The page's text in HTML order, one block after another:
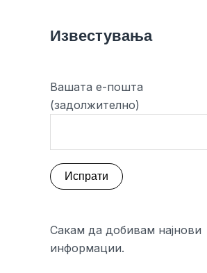
Известувања
Вашата е-пошта
(задолжително)
Сакам да добивам најнови
информации.